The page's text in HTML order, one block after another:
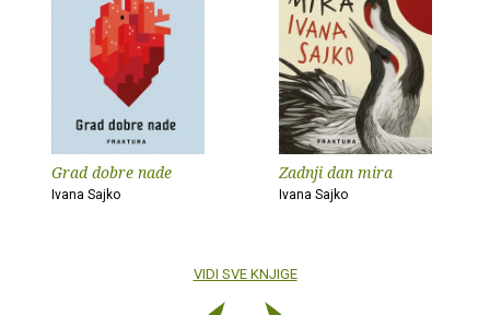
Grad dobre nade
Ivana Sajko
Zadnji dan mira
Ivana Sajko
VIDI SVE KNJIGE